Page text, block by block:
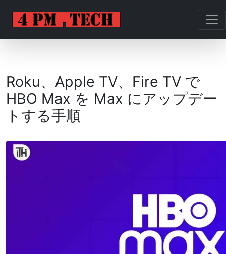
Roku、Apple TV、Fire TV で
HBO Max を Max にアップデー
トする手順